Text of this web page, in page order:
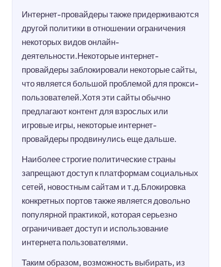
Интернет-провайдеры также придерживаются
другой политики в отношении ограничения
некоторых видов онлайн-
деятельности.Некоторые интернет-
провайдеры заблокировали некоторые сайты,
что является большой проблемой для прокси-
пользователей.Хотя эти сайты обычно
предлагают контент для взрослых или
игровые игры, некоторые интернет-
провайдеры продвинулись еще дальше.
Наиболее строгие политические страны
запрещают доступ к платформам социальных
сетей, новостным сайтам и т.д.Блокировка
конкретных портов также является довольно
популярной практикой, которая серьезно
ограничивает доступ и использование
интернета пользователями.
Таким образом, возможность выбирать, из